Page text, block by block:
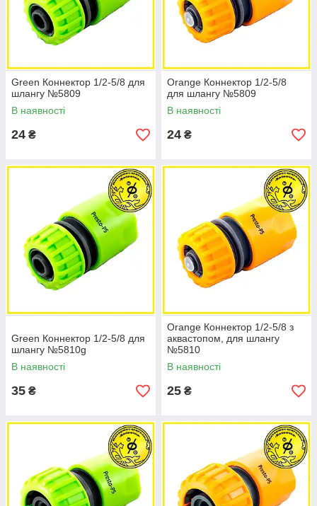
Green Коннектор 1/2-5/8 для
шлангу №5809
В наявності
24 ₴
Orange Коннектор 1/2-5/8
для шлангу №5809
В наявності
24 ₴
Green Коннектор 1/2-5/8 для
шлангу №5810g
В наявності
35 ₴
Orange Коннектор 1/2-5/8 з
аквастопом, для шлангу
№5810
В наявності
25 ₴